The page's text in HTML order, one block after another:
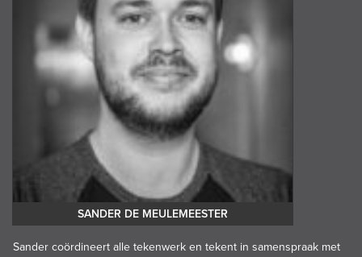
SANDER DE MEULEMEESTER
Sander coördineert alle tekenwerk en tekent in samenspraak met